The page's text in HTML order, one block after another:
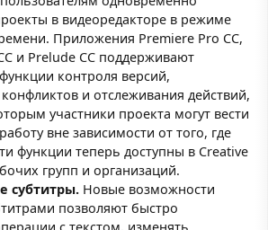
в видеоредакторе в режиме
Приложения Premiere Pro CC,
и Prelude CC поддерживают
контроля версий,
и отслеживания действий,
участники проекта могут вести
вне зависимости от того, где
функции теперь доступны в Creative
групп и организаций.
субтитры. Новые возможности
позволяют быстро